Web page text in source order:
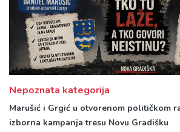
Nepoznata kategorija
Marušić i Grgić u otvorenom političkom
izborna kampanja tresu Novu Gradišku